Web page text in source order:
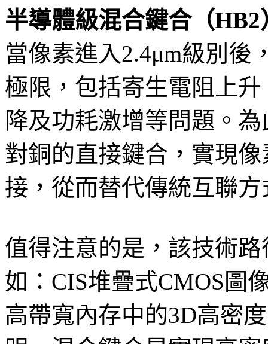
半導體級混合鍵合（
當像素進入2.4μm級別後
極限，包括寄生電阻上
降及功耗激增等問題。
對銅的直接鍵合，實現
接，從而替代傳統互聯方
值得注意的是，該技術
如：CIS堆疊式CMOS圖
高帶寬內存中的3D高密